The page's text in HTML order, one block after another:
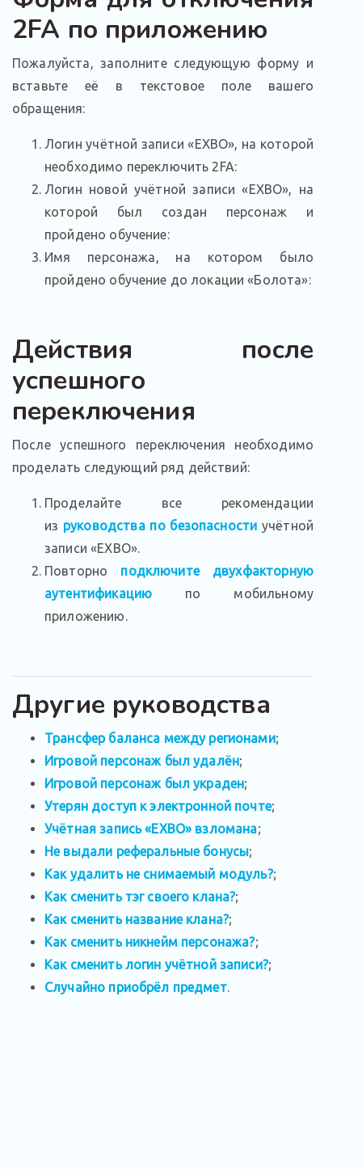
2FA по приложению
Пожалуйста, заполните следующую форму и
вставьте её в текстовое поле вашего
обращения:
Логин учётной записи «EXBO», на которой
необходимо переключить 2FA:
Логин новой учётной записи «EXBO», на
которой был создан персонаж и
пройдено обучение:
Имя персонажа, на котором было
пройдено обучение до локации «Болота»:
Действия после
успешного
переключения
После успешного переключения необходимо
проделать следующий ряд действий:
Проделайте все рекомендации
из руководства по безопасности учётной
записи «EXBO».
Повторно подключите двухфакторную
аутентификацию по мобильному
приложению.
Другие руководства
Трансфер баланса между регионами;
Игровой персонаж был удалён;
Игровой персонаж был украден;
Утерян доступ к электронной почте;
Учётная запись «EXBO» взломана;
Не выдали реферальные бонусы;
Как удалить не снимаемый модуль?;
Как сменить тэг своего клана?;
Как сменить название клана?;
Как сменить никнейм персонажа?;
Как сменить логин учётной записи?;
Случайно приобрёл предмет.